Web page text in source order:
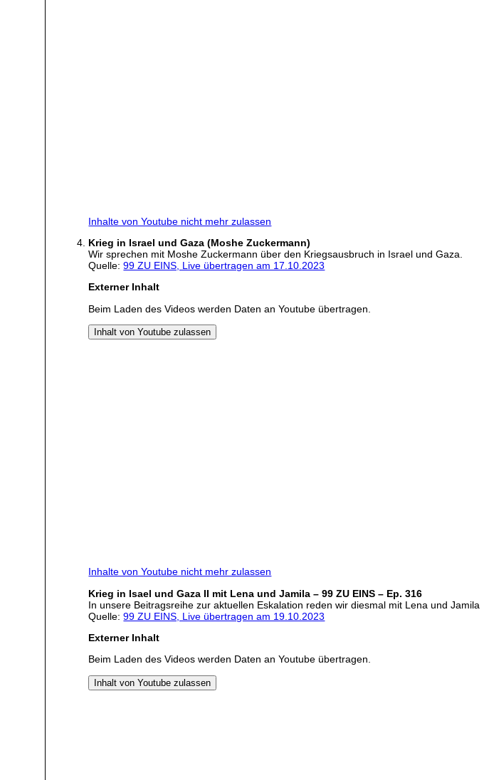
Inhalte von Youtube nicht mehr zulassen
Krieg in Israel und Gaza (Moshe Zuckermann)
Wir sprechen mit Moshe Zuckermann über den Kriegsausbruch in Israel und Gaza.
Quelle:99 ZU EINS, Live übertragen am 17.10.2023
Externer Inhalt
Beim Laden des Videos werden Daten an Youtube übertragen.
Inhalt von Youtube zulassen
Inhalte von Youtube nicht mehr zulassen
Krieg in Isael und Gaza II mit Lena und Jamila – 99 ZU EINS – Ep. 316
In unsere Beitragsreihe zur aktuellen Eskalation reden wir diesmal mit Lena und Jamila
Quelle:99 ZU EINS, Live übertragen am 19.10.2023
Externer Inhalt
Beim Laden des Videos werden Daten an Youtube übertragen.
Inhalt von Youtube zulassen